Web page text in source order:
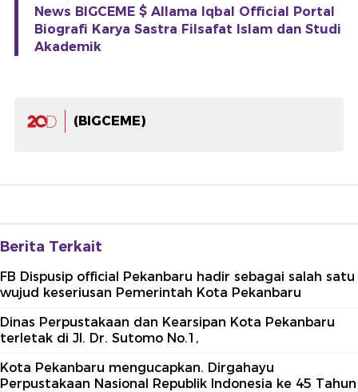
News BIGCEME $ Allama Iqbal Official Portal
Biografi Karya Sastra Filsafat Islam dan Studi
Akademik
(BIGCEME)
Berita Terkait
FB Dispusip official Pekanbaru hadir sebagai salah satu
wujud keseriusan Pemerintah Kota Pekanbaru
Dinas Perpustakaan dan Kearsipan Kota Pekanbaru
terletak di Jl. Dr. Sutomo No.1,
Kota Pekanbaru mengucapkan. Dirgahayu
Perpustakaan Nasional Republik Indonesia ke 45 Tahun